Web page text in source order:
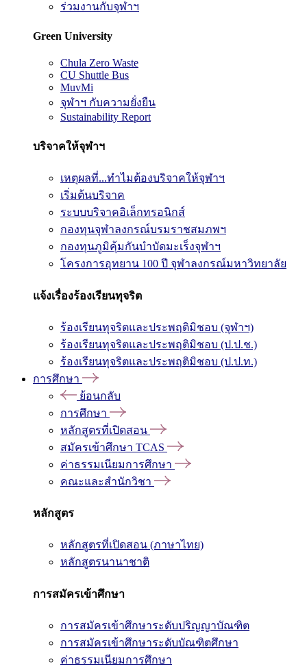
ร่วมงานกับจุฬาฯ
Green University
Chula Zero Waste
CU Shuttle Bus
MuvMi
จุฬาฯ กับความยั่งยืน
Sustainability Report
บริจาคให้จุฬาฯ
เหตุผลที่...ทำไมต้องบริจาคให้จุฬาฯ
เริ่มต้นบริจาค
ระบบบริจาคอิเล็กทรอนิกส์
กองทุนจุฬาลงกรณ์บรมราชสมภพฯ
กองทุนภูมิคุ้มกันบำบัดมะเร็งจุฬาฯ
โครงการอุทยาน 100 ปี จุฬาลงกรณ์มหาวิทยาลัย
แจ้งเรื่องร้องเรียนทุจริต
ร้องเรียนทุจริตและประพฤติมิชอบ (จุฬาฯ)
ร้องเรียนทุจริตและประพฤติมิชอบ (ป.ป.ช.)
ร้องเรียนทุจริตและประพฤติมิชอบ (ป.ป.ท.)
การศึกษา
ย้อนกลับ
การศึกษา
หลักสูตรที่เปิดสอน
สมัครเข้าศึกษา TCAS
ค่าธรรมเนียมการศึกษา
คณะและสำนักวิชา
หลักสูตร
หลักสูตรที่เปิดสอน (ภาษาไทย)
หลักสูตรนานาชาติ
การสมัครเข้าศึกษา
การสมัครเข้าศึกษาระดับปริญญาบัณฑิต
การสมัครเข้าศึกษาระดับบัณฑิตศึกษา
ค่าธรรมเนียมการศึกษา